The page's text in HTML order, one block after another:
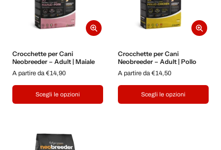
Crocchette per Cani
Neobreeder – Adult | Maiale
A partire da €14,90
Scegli le opzioni
Crocchette per Cani
Neobreeder – Adult | Pollo
A partire da €14,50
Scegli le opzioni